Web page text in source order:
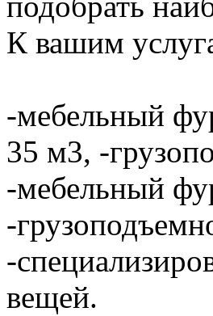
К вашим
-мебельный
35 м3, -
-мебельный
-
-
вещей.